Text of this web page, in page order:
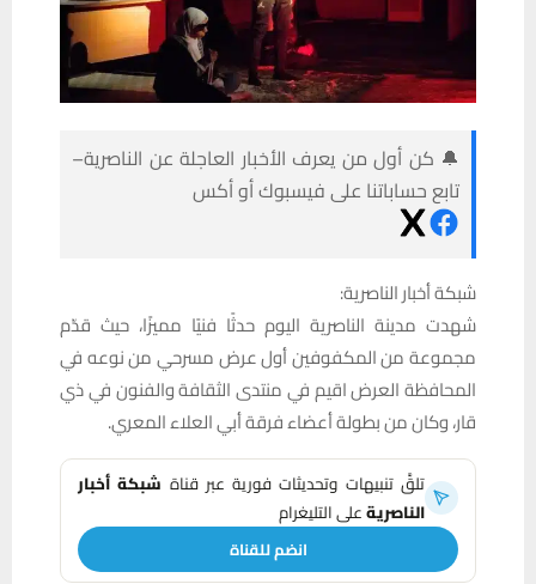
🔔 كن أول من يعرف الأخبار العاجلة عن الناصرية–
تابع حساباتنا على فيسبوك أو أكس
شبكة أخبار الناصرية:
شهدت مدينة الناصرية اليوم حدثًا فنيًا مميزًا، حيث قدّم
مجموعة من المكفوفين أول عرض مسرحي من نوعه في
المحافظة العرض اقيم في منتدى الثقافة والفنون في ذي
قار، وكان من بطولة أعضاء فرقة أبي العلاء المعري.
تلقَّ تنبيهات وتحديثات فورية عبر قناة شبكة أخبار
الناصريةعلى التليغرام
انضم للقناة